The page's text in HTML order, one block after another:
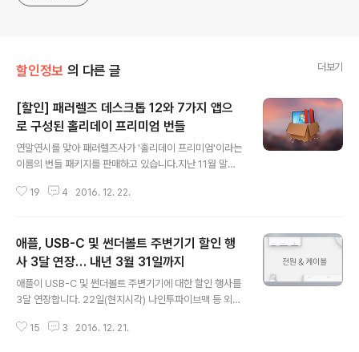
할인정보 의 다른 글 더보기
[할인] 패러렐즈 데스크톱 12와 7가지 앱으
로 구성된 홀리데이 프리미엄 번들
연말연시를 맞아 패러렐즈사가 '홀리데이 프리미엄'이라는
이름의 번들 패키지를 판매하고 있습니다.지난 11월 말에
들 패키지가 올라온 셈인데요. 패러렐즈 데스크톱 12를 구
패스워드 매니저인 '1Password'와 안티바이러스인 'Ka
spersky Internet Security'가 빠지고 와이파이 서베이
툴인 'NetSpot Pro'가 추가됐습니다. 주변 와아파이 신호
를 분석하고 시각화하여 최적의 무선 네트워크 환경을 구
축하는 데 도움이 되는 프로그램입니다. 그 밖에 나머지 앱
은 사이트에 한글로 자세히 소개돼 있습니다. 대부분 1년
19 4 2016. 12. 22.
애플, USB-C 및 썬더볼트 주변기기 할인 행
사 3달 연장… 내년 3월 31일까지
애플이 USB-C 및 썬더볼트 주변기기에 대한 할인 행사를
3달 연장합니다. 22일(현지시각) 나인투파이브맥 등 외신
액세서리 할인 행사가 2017년 3월 31일까지 연장된다고
15 3 2016. 12. 21.